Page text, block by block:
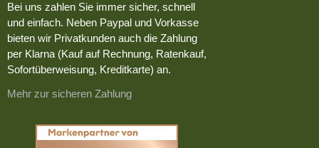
Bei uns zahlen Sie immer sicher, schnell
und einfach. Neben Paypal und Vorkasse
bieten wir Privatkunden auch die Zahlung
per Klarna (Kauf auf Rechnung, Ratenkauf,
Sofortüberweisung, Kreditkarte) an.
Mehr zur sicheren Zahlung